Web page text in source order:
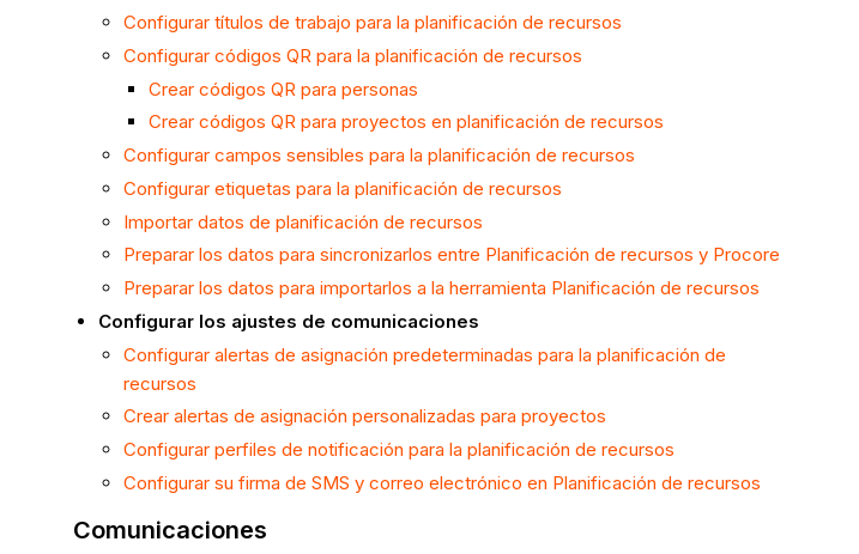
Configurar títulos de trabajo para la planificación de recursos
Configurar códigos QR para la planificación de recursos
Crear códigos QR para personas
Crear códigos QR para proyectos en planificación de recursos
Configurar campos sensibles para la planificación de recursos
Configurar etiquetas para la planificación de recursos
Importar datos de planificación de recursos
Preparar los datos para sincronizarlos entre Planificación de recursos y Procore
Preparar los datos para importarlos a la herramienta Planificación de recursos
Configurar los ajustes de comunicaciones
Configurar alertas de asignación predeterminadas para la planificación de
recursos
Crear alertas de asignación personalizadas para proyectos
Configurar perfiles de notificación para la planificación de recursos
Configurar su firma de SMS y correo electrónico en Planificación de recursos
Comunicaciones